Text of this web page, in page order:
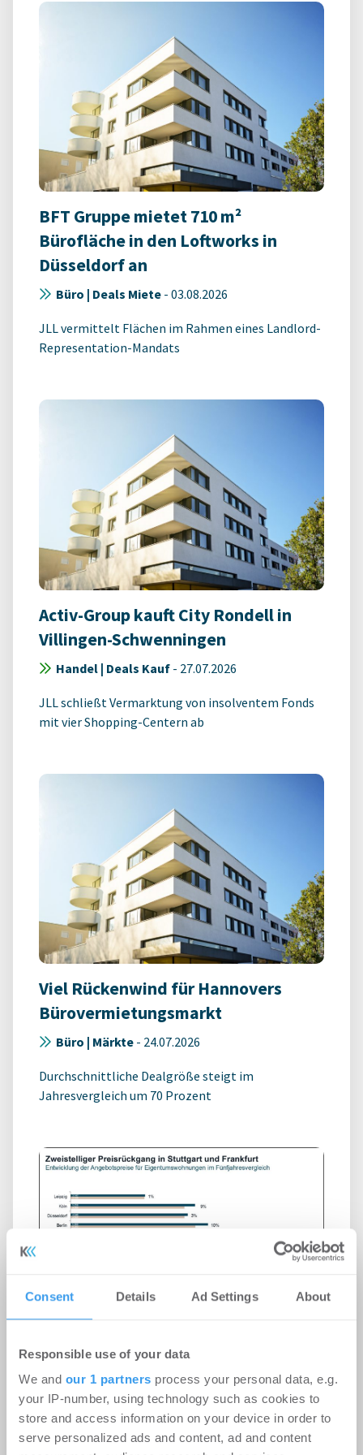
Consent Details Ad Settings About
Responsible use of your data
We and our 1 partners process your personal data, e.g.
your IP-number, using technology such as cookies to
store and access information on your device in order to
serve personalized ads and content, ad and content
BFT Gruppe mietet 710 m²
Bürofläche in den Loftworks in
Düsseldorf an
Büro | Deals Miete - 03.08.2026
JLL vermittelt Flächen im Rahmen eines Landlord-
Representation-Mandats
Activ-Group kauft City Rondell in
Villingen-Schwenningen
Handel | Deals Kauf - 27.07.2026
JLL schließt Vermarktung von insolventem Fonds
mit vier Shopping-Centern ab
Viel Rückenwind für Hannovers
Bürovermietungsmarkt
Büro | Märkte - 24.07.2026
Durchschnittliche Dealgröße steigt im
Jahresvergleich um 70 Prozent
steigen wieder
Wohnen | Märkte -21.07.2026
Kaufpreise für Neubauwohnungen steigen wieder